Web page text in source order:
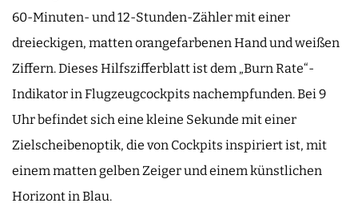
60-Minuten- und 12-Stunden-Zähler mit einer
dreieckigen, matten orangefarbenen Hand und weißen
Ziffern. Dieses Hilfszifferblatt ist dem „Burn Rate“-
Indikator in Flugzeugcockpits nachempfunden. Bei 9
Uhr befindet sich eine kleine Sekunde mit einer
Zielscheibenoptik, die von Cockpits inspiriert ist, mit
einem matten gelben Zeiger und einem künstlichen
Horizont in Blau.